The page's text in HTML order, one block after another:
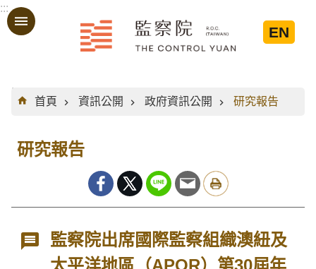
跳到主要內容區塊
:::
EN
:::
首頁
資訊公開 政府資訊公開 研究報告
研究報告
監察院出席國際監察組織澳紐及
太平洋地區（APOR）第30屆年